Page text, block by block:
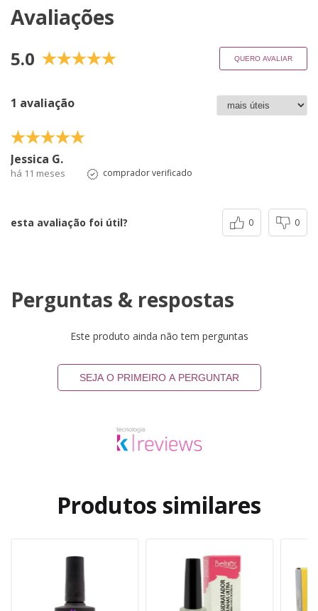
Avaliações
5.0 QUERO AVALIAR
1 avaliação
Jessica G.
há 11 meses comprador verificado
esta avaliação foi útil? 0 0
Perguntas & respostas
Este produto ainda não tem perguntas
SEJA O PRIMEIRO A PERGUNTAR
Produtos similares